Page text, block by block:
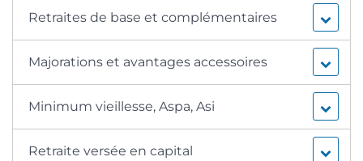
Retraites de base et complémentaires
Majorations et avantages accessoires
Minimum vieillesse, Aspa, Asi
Retraite versée en capital